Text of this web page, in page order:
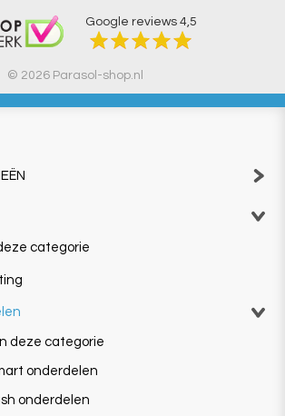
Google reviews 4,5
© 2026 Parasol-shop.nl
categorie
deze categorie
onderdelen
onderdelen